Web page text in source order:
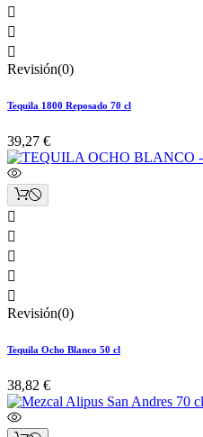



Revisión(0)
Tequila 1800 Reposado 70 cl
39,27 €





Revisión(0)
Tequila Ocho Blanco 50 cl
38,82 €